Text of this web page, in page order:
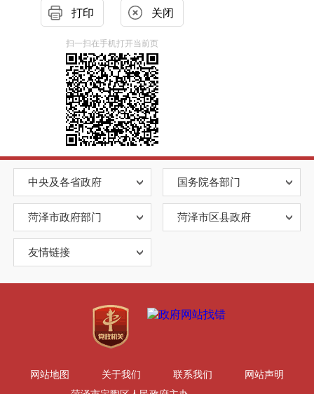
打印 关闭
扫一扫在手机打开当前页
中央及各省政府 国务院各部门
菏泽市政府部门 菏泽市区县政府
友情链接
网站地图 关于我们 联系我们
网站声明